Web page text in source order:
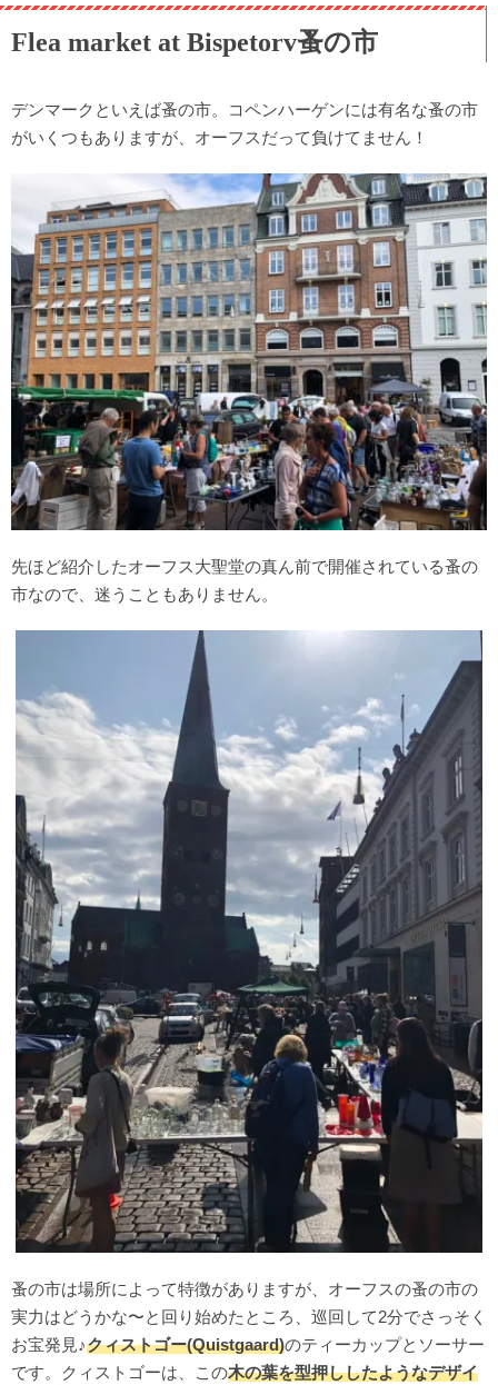
Flea market at Bispetorv蚤の市
デンマークといえば蚤の市。コペンハーゲンには有名な蚤の市
がいくつもありますが、オーフスだって負けてません！
先ほど紹介したオーフス大聖堂の真ん前で開催されている蚤の
市なので、迷うこともありません。
蚤の市は場所によって特徴がありますが、オーフスの蚤の市の
実力はどうかな〜と回り始めたところ、巡回して2分でさっそく
お宝発見♪クィストゴー(Quistgaard)のティーカップとソーサー
です。クィストゴーは、この木の葉を型押ししたようなデザイ